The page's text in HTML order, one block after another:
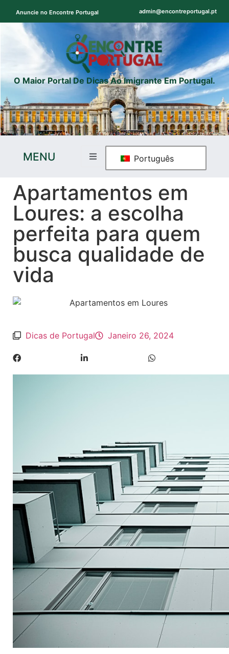
Anuncie no Encontre Portugal admin@encontreportugal.pt
O Maior Portal De Dicas Ao Imigrante Em Portugal.
MENU Português
Apartamentos em
Loures: a escolha
perfeita para quem
busca qualidade de
vida
Dicas de Portugal Janeiro 26, 2024